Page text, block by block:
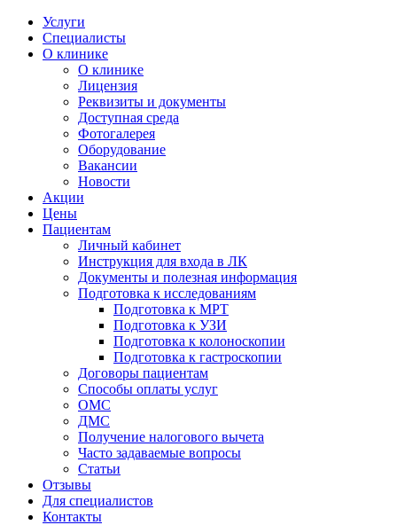
Услуги
Специалисты
О клинике
О клинике
Лицензия
Реквизиты и документы
Доступная среда
Фотогалерея
Оборудование
Вакансии
Новости
Акции
Цены
Пациентам
Личный кабинет
Инструкция для входа в ЛК
Документы и полезная информация
Подготовка к исследованиям
Подготовка к МРТ
Подготовка к УЗИ
Подготовка к колоноскопии
Подготовка к гастроскопии
Договоры пациентам
Способы оплаты услуг
ОМС
ДМС
Получение налогового вычета
Часто задаваемые вопросы
Статьи
Отзывы
Для специалистов
Контакты